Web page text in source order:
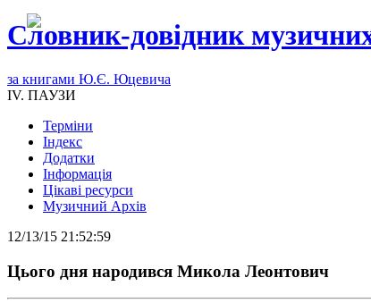
Словник-довідник
за книгами Ю.Є. Юцевича
IV. ПАУЗИ
Терміни
Індекс
Додатки
Інформація
Цікаві ресурси
Музичний Архів
12/13/15 21:52:59
Цього дня народився Микола Леонтович